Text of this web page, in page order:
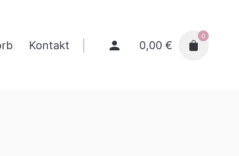
Kontakt 0,00 €
0